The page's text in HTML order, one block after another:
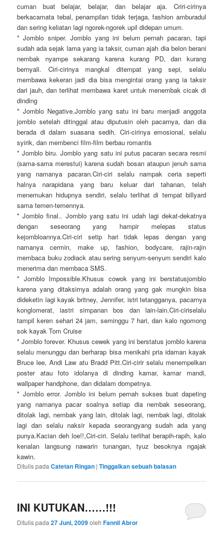
cuman buat belajar, belajar, dan belajar aja. Criri-cirinya
berkacamata tebal, penampilan tidak terjaga, fashion amburadul
dan sering keliatan lagi ngorek-ngorek upil didepan umum.
* Jomblo sniper. Jomblo yang ini belum pernah pacaran, tapi
sudah ada sejak lama yang ia taksir, cuman ajah dia belon berani
nembak nyampe sekarang karena kurang PD, dan kurang
bernyali. Ciri-cirinya mangkal ditempat yang sepi, selalu
membawa kekeran jadi dia bisa mengintai orang yang ia taksir
dari jauh, dan terlihat membawa karet untuk menembak cicak di
dinding
* Jomblo Negative.Jomblo yang satu ini baru menjadi anggota
jomblo setelah ditinggal atau diputusin oleh pacarnya, dan dia
berada di dalam suasana sedih. Ciri-cirinya emosional, selalu
syirik, dan membenci film-film berbau romantis
* Jomblo biru. Jomblo yang satu ini putus pacaran secara resmi
(sama-sama merestui) karena sudah bosan ataupun jenuh sama
yang namanya pacaran.Ciri-ciri selalu nampak ceria seperti
halnya narapidana yang baru keluar dari tahanan, telah
menemukan hidupnya sendiri, selalu terlihat di tempat billyard
sama temen-temennya.
* Jomblo final.. Jomblo yang satu ini udah lagi dekat-dekatnya
dengan seseorang yang hampir melepas status
kejombloannya.Ciri-ciri setip hari tidak lepas dengan yang
namanya cermin, make up, fashion, bodycare, rajin-rajin
membaca buku zodiack atau sering senyum-senyum sendiri kalo
menerima dan membaca SMS.
* Jomblo Impossible.Khusus cowok yang ini berstatusjomblo
karena yang ditaksirnya adalah orang yang gak mungkin bisa
dideketin lagi kayak britney, Jennifer, istri tetangganya, pacarnya
konglomerat, iastri simpanan bos dan lain-lain.Ciri-ciriselalu
tampil keren sehari 24 jam, seminggu 7 hari, dan kalo ngomong
sok kayak Tom Cruise
* Jomblo forever. Khusus cewek yang ini berstatus jomblo karena
selalu menunggu dan berharap bisa menikahi pria idaman kayak
Bruce lee, Andi Law atu Bradd Pitt.Ciri-cirir selalu menempelkan
poster atau foto idolanya di dinding kamar, kamar mandi,
wallpaper handphone, dan didalam dompetnya.
* Jomblo error. Jomblo ini belum pernah sukses buat dapeting
yang namanya pacar soalnya setiap dia nembak seseorang,
ditolak lagi, nembak yang lain, ditolak lagi, nembak lagi, ditolak
lagi dan selalu naksir kepada seorangyang sudah ada yang
punya.Kacian deh loe!!,Ciri-ciri. Selalu terlihat berapih-rapih, kalo
kenalan langsung nawarin tunangan, tyuz besoknya ngajak
kawin.
Ditulis pada Catetan Ringan |Tinggalkan sebuah balasan
INI KUTUKAN……!!!
Ditulis pada27 Juni, 2009olehFannil Abror